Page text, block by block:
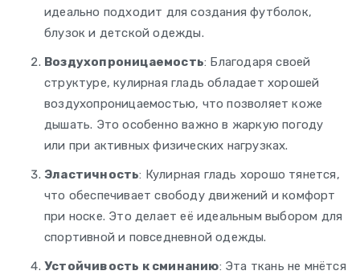
идеально подходит для создания футболок,
блузок и детской одежды.
Воздухопроницаемость: Благодаря своей
структуре, кулирная гладь обладает хорошей
воздухопроницаемостью, что позволяет коже
дышать. Это особенно важно в жаркую погоду
или при активных физических нагрузках.
Эластичность: Кулирная гладь хорошо тянется,
что обеспечивает свободу движений и комфорт
при носке. Это делает её идеальным выбором для
спортивной и повседневной одежды.
Устойчивость к сминанию: Эта ткань не мнётся